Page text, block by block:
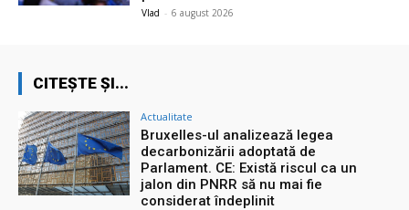
Vlad - 6 august 2026
CITEȘTE ȘI...
Actualitate
Bruxelles-ul analizează legea
decarbonizării adoptată de
Parlament. CE: Există riscul ca un
jalon din PNRR să nu mai fie
considerat îndeplinit